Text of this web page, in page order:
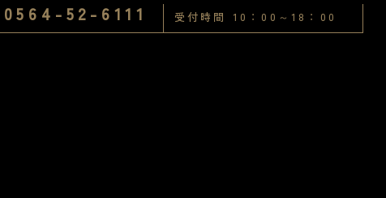
0564-52-6111 受付時間 10：00～18：00